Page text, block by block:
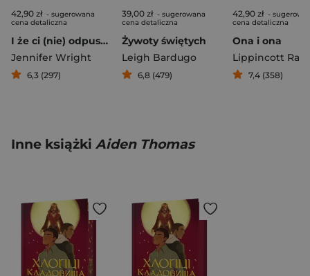
42,90 zł - sugerowana
cena detaliczna
I że ci (nie) odpuszczę Najbardziej mordercze kobiety w historii
Jennifer Wright
6,3 (297)
39,00 zł - sugerowana
cena detaliczna
Żywoty świętych
Leigh Bardugo
6,8 (479)
42,90 zł -
cena detaliczna
Ona i ona
Lippincott
7,4 (358)
Inne książki Aiden Thomas